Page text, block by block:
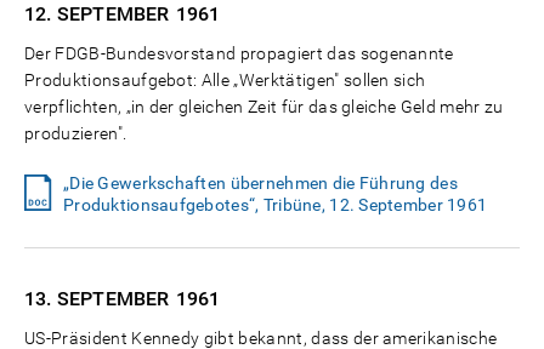
12. SEPTEMBER 1961
Der FDGB-Bundesvorstand propagiert das sogenannte
Produktionsaufgebot: Alle „Werktätigen" sollen sich
verpflichten, „in der gleichen Zeit für das gleiche Geld mehr zu
produzieren".
„Die Gewerkschaften übernehmen die Führung des
Produktionsaufgebotes“, Tribüne, 12. September 1961
13. SEPTEMBER 1961
US-Präsident Kennedy gibt bekannt, dass der amerikanische